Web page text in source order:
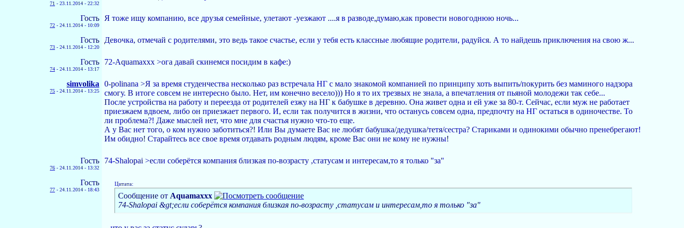
71 - 23.11.2014 - 22:32
Гость
72 - 24.11.2014 - 10:09
Я тоже ищу компанию, все друзья семейные, улетают -уезжают ....я в разводе,думаю,как провести новогоднюю ночь...
Гость
73 - 24.11.2014 - 12:20
Девочка, отмечай с родителями, это ведь такое счастье, если у тебя есть классные любящие родители, радуйся. А то найдешь приключения на свою ж...
Гость
74 - 24.11.2014 - 13:17
72-Aquamaxxx >ога давай скинемся посидим в кафе:)
simvolika
75 - 24.11.2014 - 13:25
0-polinana >Я за время студенчества несколько раз встречала НГ с мало знакомой компанией по принципу хоть выпить/покурить без маминого надзора
смогу. В итоге совсем не интересно было. Нет, им конечно весело))) Но я то их трезвых не знала, а впечатления от пьяной молодежи так себе...
После устройства на работу и переезда от родителей езжу на НГ к бабушке в деревню. Она живет одна и ей уже за 80-т. Сейчас, если муж не работает
приезжаем вдвоем, либо он приезжает первого. И, если так получится в жизни, что останусь совсем одна, предпочту на НГ остаться в одиночестве. То
ли проблема?! Даже мыслей нет, что мне для счастья нужно что-то еще.
А у Вас нет того, о ком нужно заботиться?! Или Вы думаете Вас не любят бабушка/дедушка/тетя/сестра? Стариками и одинокими обычно пренебрегают!
Им обидно! Старайтесь все свое время отдавать родным людям, кроме Вас они не кому не нужны!
Гость
76 - 24.11.2014 - 13:32
74-Shalopai >если соберётся компания близкая по-возрасту ,статусам и интересам,то я только "за"
Гость
77 - 24.11.2014 - 18:43
Цитата:
Сообщение от Aquamaxxx
74-Shalopai &gt;если соберётся компания близкая по-возрасту ,статусам и интересам,то я только "за"